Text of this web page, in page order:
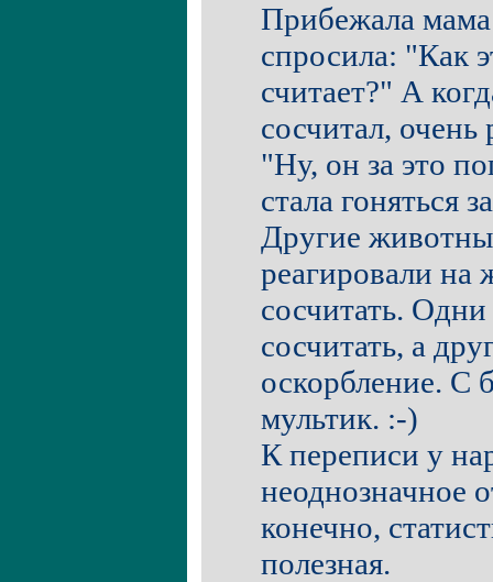
Прибежала
спросила: "Как
считает?" А
сосчитал, очень
"Ну, он за это
стала гоняться
Другие
реагировали на
сосчитать.
сосчитать, а
оскорбление. С
мультик. :-)
К переписи у
неоднозначное
конечно,
полезная.